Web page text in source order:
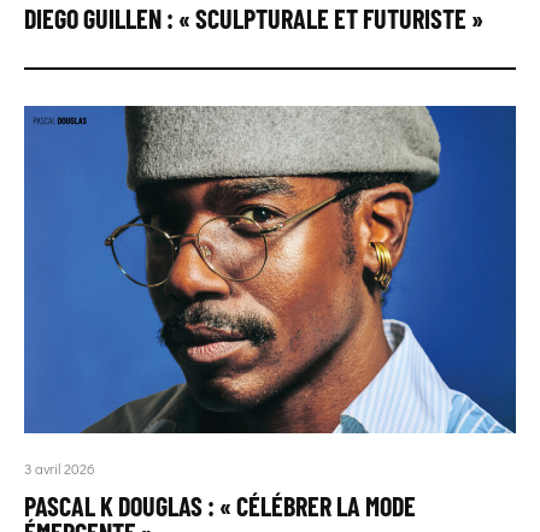
DIEGO GUILLEN : « SCULPTURALE ET FUTURISTE »
3 avril 2026
PASCAL K DOUGLAS : « CÉLÉBRER LA MODE